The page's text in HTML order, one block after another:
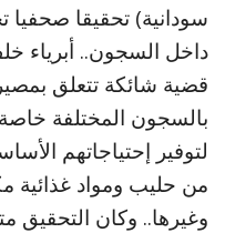
سودانية) تحقيقا
داخل السجون.. أبرياء
قضية شائكة تتعلق
بالسجون المختلفة
لتوفير إحتياجاتهم
من حليب ومواد غذائية
وغيرها.. وكان التحقيق